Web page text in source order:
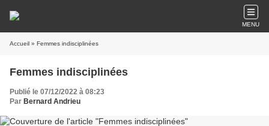
MENU
Accueil » Femmes indisciplinées
Femmes indisciplinées
Publié le 07/12/2022 à 08:23
Par Bernard Andrieu